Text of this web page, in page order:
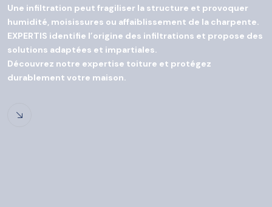
Une infiltration peut fragiliser la structure et provoquer
humidité, moisissures ou affaiblissement de la charpente.
EXPERTIS identifie l’origine des infiltrations et propose des
solutions adaptées et impartiales.
Découvrez notre expertise toiture et protégez
durablement votre maison.